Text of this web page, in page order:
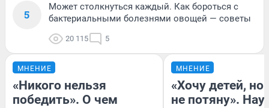
5
Может столкнуться каждый. Как бороться с
бактериальными болезнями овощей — советы
20 115 5
МНЕНИЕ
«Никого нельзя
победить». О чем
МНЕНИЕ
«Хочу детей,
не потяну».